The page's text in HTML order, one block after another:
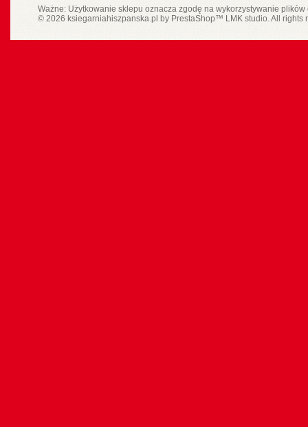
Ważne: Użytkowanie sklepu oznacza zgodę na wykorzystywanie
© 2026 ksiegarniahiszpanska.pl by PrestaShop™ LMK studio. All rights